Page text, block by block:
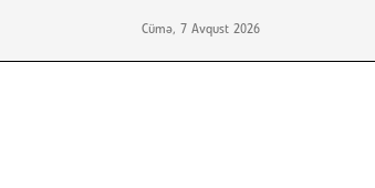
Cümə, 7 Avqust 2026